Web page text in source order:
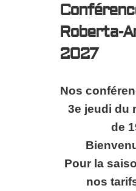
Roberta-
2027
Nos
3e jeudi du
de
Pour la
nos